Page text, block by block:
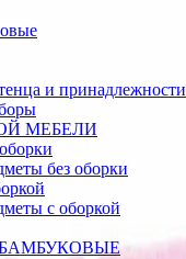
и принадлежности
МЕБЕЛИ
без оборки
с оборкой